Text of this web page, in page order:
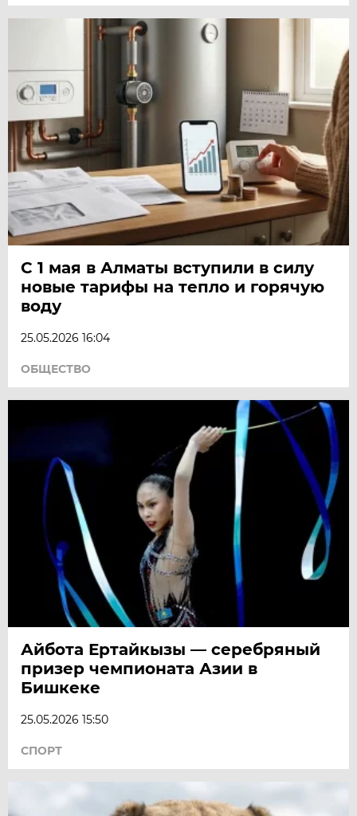
С 1 мая в Алматы вступили в силу
новые тарифы на тепло и горячую
воду
25.05.2026 16:04
ОБЩЕСТВО
Айбота Ертайкызы — серебряный
призер чемпионата Азии в
Бишкеке
25.05.2026 15:50
СПОРТ